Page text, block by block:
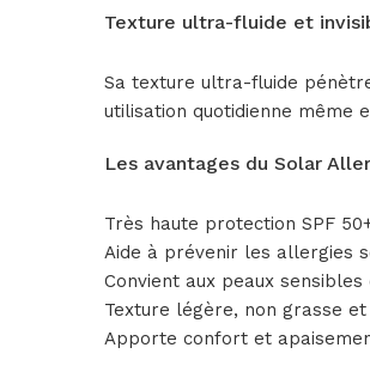
Texture ultra-fluide et
Sa texture ultra-fluide
utilisation quotidienne même
Les avantages du Solar
Très haute protection SPF
Aide à prévenir les allergies
Convient aux peaux
Texture légère, non grasse et
Apporte confort et